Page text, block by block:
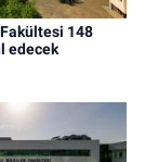
148
edecek